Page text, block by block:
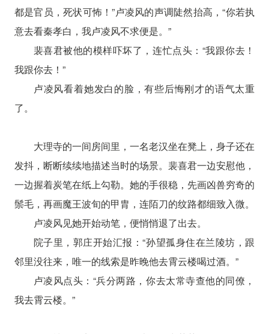
都是官员，死状可怖！”卢凌风的声调陡然抬高，“你若执
意去看秦孝白，我卢凌风不求便是。”
裴喜君被他的模样吓坏了，连忙点头：“我跟你去！
我跟你去！”
卢凌风看着她发白的脸，有些后悔刚才的语气太重
了。
大理寺的一间房间里，一名老汉坐在凳上，身子还在
发抖，断断续续地描述当时的场景。裴喜君一边安慰他，
一边握着炭笔在纸上勾勒。她的手很稳，先画凶兽穷奇的
鬃毛，再画魔王波旬的甲胄，连陌刀的纹路都细致入微。
卢凌风见她开始动笔，便悄悄退了出去。
院子里，郭庄开始汇报：“孙望孤身住在兰陵坊，跟
邻里没往来，唯一的线索是昨晚他去霄云楼喝过酒。”
卢凌风点头：“兵分两路，你去太常寺查他的同僚，
我去霄云楼。”